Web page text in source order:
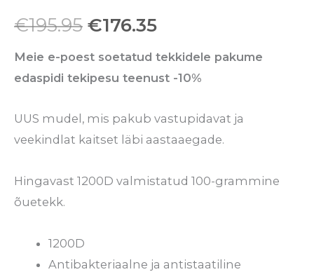
€195.95 €176.35
Meie e-poest soetatud tekkidele pakume
edaspidi tekipesu teenust -10%
UUS mudel, mis pakub vastupidavat ja
veekindlat kaitset läbi aastaaegade.
Hingavast 1200D valmistatud 100-grammine
õuetekk.
1200D
Antibakteriaalne ja antistaatiline